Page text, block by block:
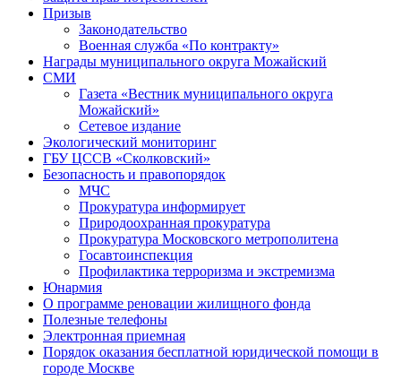
Призыв
Законодательство
Военная служба «По контракту»
Награды муниципального округа Можайский
СМИ
Газета «Вестник муниципального округа
Можайский»
Сетевое издание
Экологический мониторинг
ГБУ ЦССВ «Сколковский»
Безопасность и правопорядок
МЧС
Прокуратура информирует
Природоохранная прокуратура
Прокуратура Московского метрополитена
Госавтоинспекция
Профилактика терроризма и экстремизма
Юнармия
О программе реновации жилищного фонда
Полезные телефоны
Электронная приемная
Порядок оказания бесплатной юридической помощи в
городе Москве